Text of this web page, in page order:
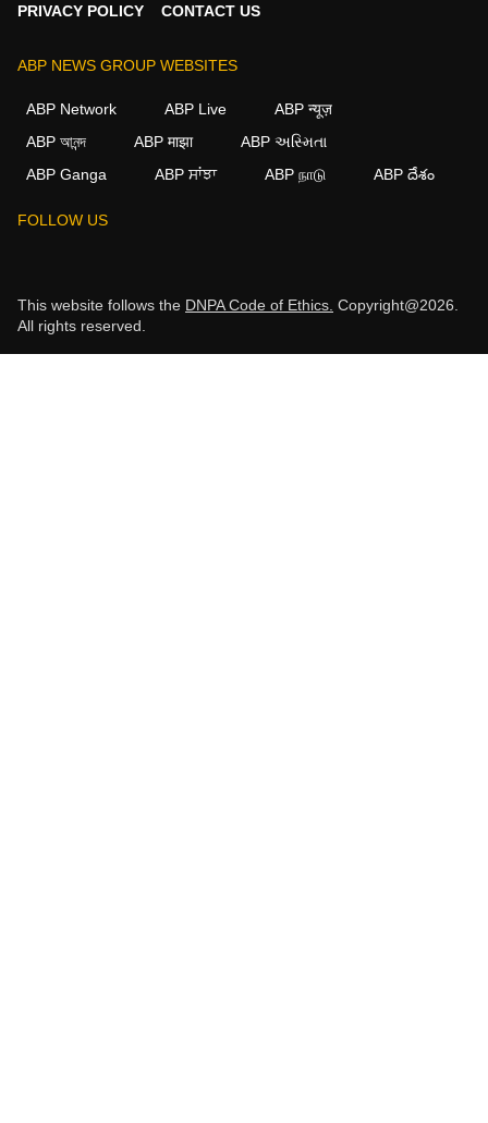
PRIVACY POLICY
CONTACT US
ABP NEWS GROUP WEBSITES
ABP Network ABP Live
ABP न्यूज़
ABP আনন্দ
ABP माझा
ABP અસ્મિતા
ABP Ganga
ABP ਸਾਂਝਾ ABP நாடு ABP దేశం
FOLLOW US
This website follows the DNPA Code of Ethics. Copyright@2026.
All rights reserved.